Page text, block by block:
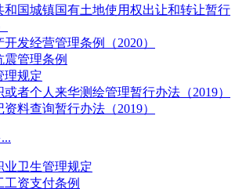
和国城镇国有土地使用权出让和转让暂行
发经营管理条例（2020）
震管理条例
理规定
者个人来华测绘管理暂行办法（2019）
料查询暂行办法（2019）
业卫生管理规定
工资支付条例